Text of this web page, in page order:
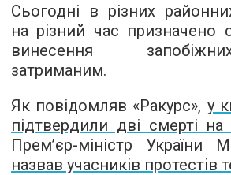
Сьогодні в різних
на різний час призначено
винесення
затриманим.
Як повідомляв «Ракурс», у
підтвердили дві смерті на
Прем’єр-міністр України
назвав учасників протестів